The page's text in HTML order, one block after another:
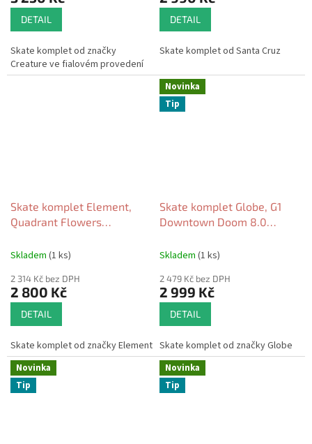
DETAIL
Skate komplet od značky
Creature ve fialovém provedení
DETAIL
Skate komplet od Santa Cruz
Skate komplet Element,
Quadrant Flowers
Skladem (1 ks)
2 314 Kč bez DPH
2 800 Kč
DETAIL
Skate komplet od značky Element
Novinka
Tip
Skate komplet Globe, G1
Downtown Doom 8.0
Skladem (1 ks)
2 479 Kč bez DPH
2 999 Kč
DETAIL
Skate komplet od značky Globe
Novinka
Tip
Novinka
Tip